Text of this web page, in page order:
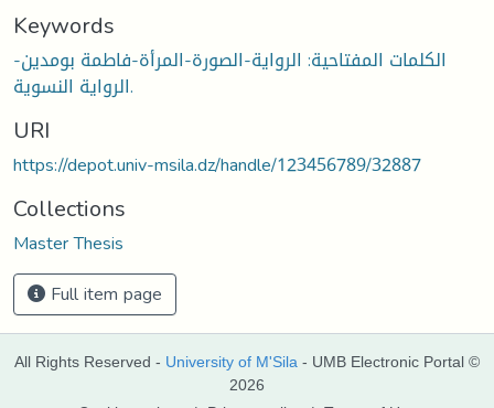
Keywords
الكلمات المفتاحية: الرواية-الصورة-المرأة-فاطمة بومدين-
الرواية النسوية.
URI
https://depot.univ-msila.dz/handle/123456789/32887
Collections
Master Thesis
Full item page
All Rights Reserved - University of M'Sila - UMB Electronic Portal ©
2026